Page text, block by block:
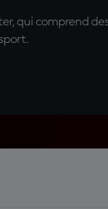
qui comprend